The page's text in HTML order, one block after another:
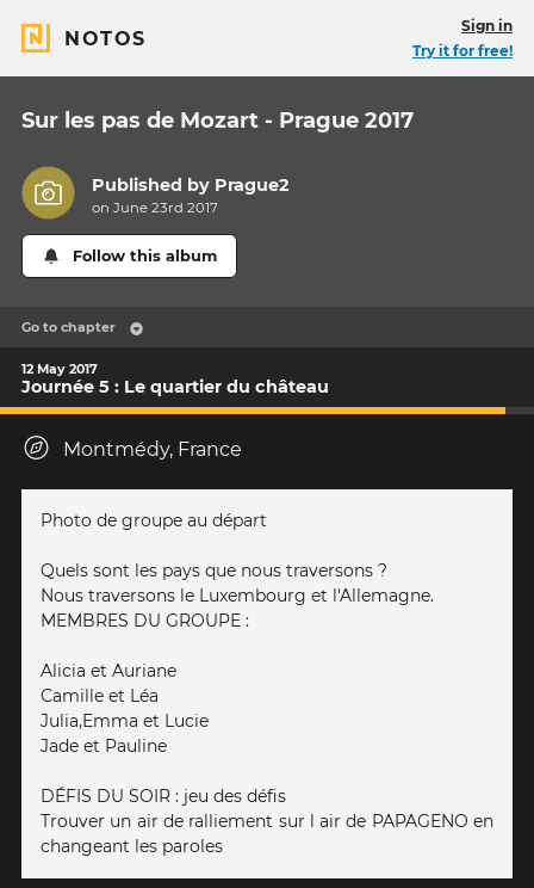
NOTOS
Sign in
Try it for free!
Sur les pas de Mozart - Prague 2017
Published by Prague2
on June 23rd 2017
Follow this album
Go to chapter
12 May 2017
Journée 5 : Le quartier du château
Montmédy, France
Photo de groupe au départ
Quels sont les pays que nous traversons ?
Nous traversons le Luxembourg et l'Allemagne.
MEMBRES DU GROUPE :
Alicia et Auriane
Camille et Léa
Julia,Emma et Lucie
Jade et Pauline
DÉFIS DU SOIR : jeu des défis
Trouver un air de ralliement sur l air de PAPAGENO en
changeant les paroles